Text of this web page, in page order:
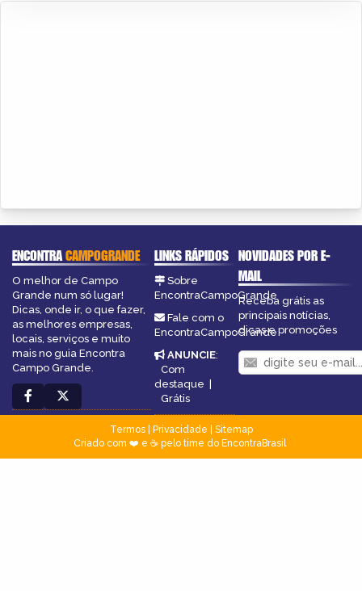
ENCONTRACAMPOGRANDE
O melhor de Campo
Grande num só lugar!
Dicas, onde ir, o que fazer,
as melhores empresas,
locais, serviços e muito
mais no guia Encontra
Campo Grande.
LINKS RÁPIDOS
Sobre
EncontraCampoGrande
Fale com o
EncontraCampoGrande
ANUNCIE:
Com
destaque |
Grátis
NOVIDADES POR E-
MAIL
Receba grátis as
principais notícias,
dicas e promoções
Termos| Privacidade
Sitemap
Criado com ❤️ e ☕ pelo time do EncontraBrasil